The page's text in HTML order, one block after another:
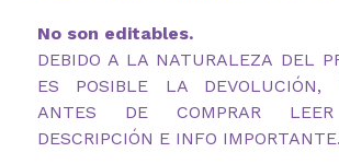
No son editables.
DEBIDO A LA NATURALEZA DEL
ES POSIBLE LA DEVOLUCIÓN,
ANTES DE COMPRAR
DESCRIPCIÓN E INFO IMPORTANTE.